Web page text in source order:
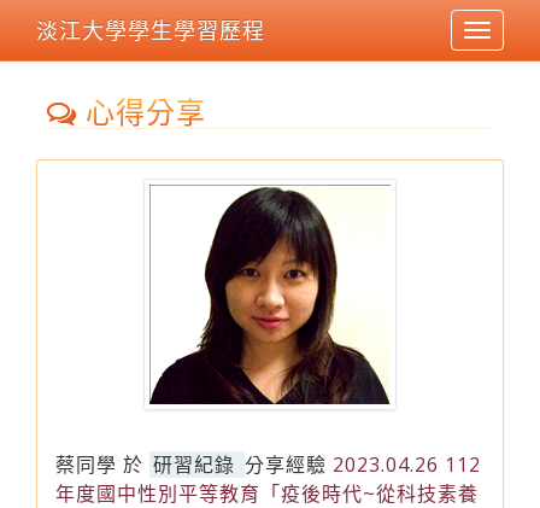
Toggle
淡江大學學生學習歷程
心得分享
蔡同學 於 研習紀錄 分享經驗 2023.04.26 112
年度國中性別平等教育「疫後時代~從科技素養